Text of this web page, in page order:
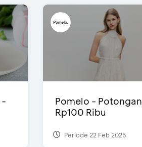
-
Pomelo - Potongan
Rp100 Ribu
Periode 22 Feb 2025